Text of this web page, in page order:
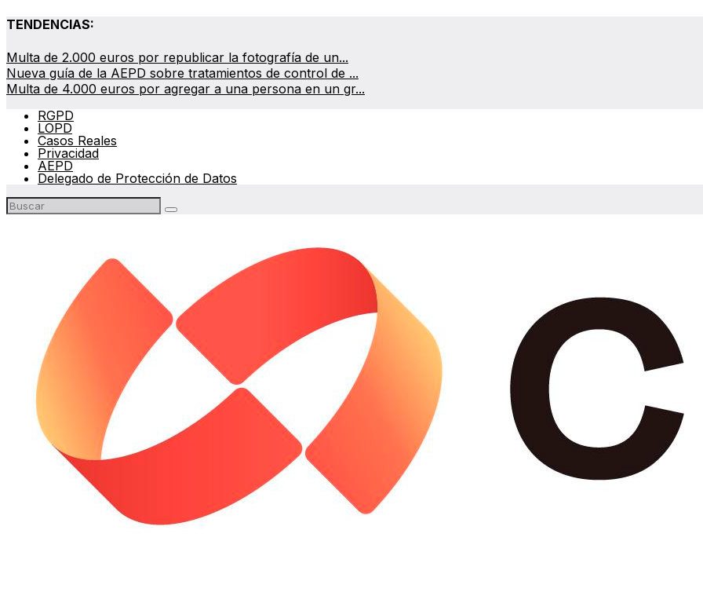
TENDENCIAS:
Multa de 2.000 euros por republicar la fotografía de un...
Nueva guía de la AEPD sobre tratamientos de control de ...
Multa de 4.000 euros por agregar a una persona en un gr...
RGPD
LOPD
Casos Reales
Privacidad
AEPD
Delegado de Protección de Datos